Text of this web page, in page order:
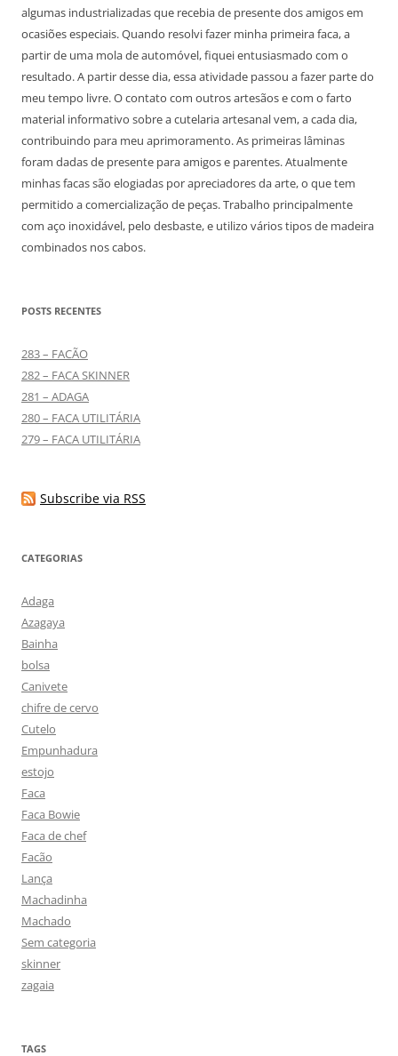
algumas industrializadas que recebia de presente dos amigos em
ocasiões especiais. Quando resolvi fazer minha primeira faca, a
partir de uma mola de automóvel, fiquei entusiasmado com o
resultado. A partir desse dia, essa atividade passou a fazer parte do
meu tempo livre. O contato com outros artesãos e com o farto
material informativo sobre a cutelaria artesanal vem, a cada dia,
contribuindo para meu aprimoramento. As primeiras lâminas
foram dadas de presente para amigos e parentes. Atualmente
minhas facas são elogiadas por apreciadores da arte, o que tem
permitido a comercialização de peças. Trabalho principalmente
com aço inoxidável, pelo desbaste, e utilizo vários tipos de madeira
combinados nos cabos.
POSTS RECENTES
283 – FACÃO
282 – FACA SKINNER
281 – ADAGA
280 – FACA UTILITÁRIA
279 – FACA UTILITÁRIA
Subscribe via RSS
CATEGORIAS
Adaga
Azagaya
Bainha
bolsa
Canivete
chifre de cervo
Cutelo
Empunhadura
estojo
Faca
Faca Bowie
Faca de chef
Facão
Lança
Machadinha
Machado
Sem categoria
skinner
zagaia
TAGS